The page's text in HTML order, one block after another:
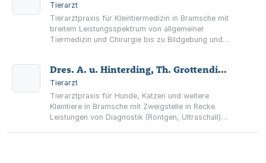
Tierarzt
Tierarztpraxis für Kleintiermedizin in Bramsche mit
breitem Leistungsspektrum von allgemeiner
Tiermedizin und Chirurgie bis zu Bildgebung und
Dres. A. u. Hinterding, Th. Grottendieck Tierärztliche Gemeinschaftspraxis
Tierarzt
Tierarztpraxis für Hunde, Katzen und weitere
Kleintiere in Bramsche mit Zweigstelle in Recke.
Leistungen von Diagnostik (Röntgen, Ultraschall)